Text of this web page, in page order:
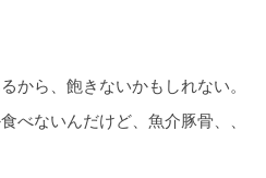
から、飽きないかもしれない。
べないんだけど、魚介豚骨、、